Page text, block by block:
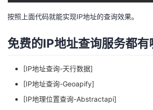
按照上面代码就能实现IP地址的查询效果。
免费的IP地址查询服务都有
[IP地址查询-天行数据]
[IP地址查询-Geoapify]
[IP地理位置查询-Abstractapi]